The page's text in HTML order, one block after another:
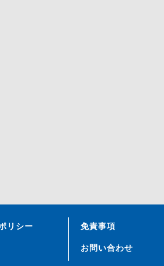
リシー 免責事項
お問い合わせ